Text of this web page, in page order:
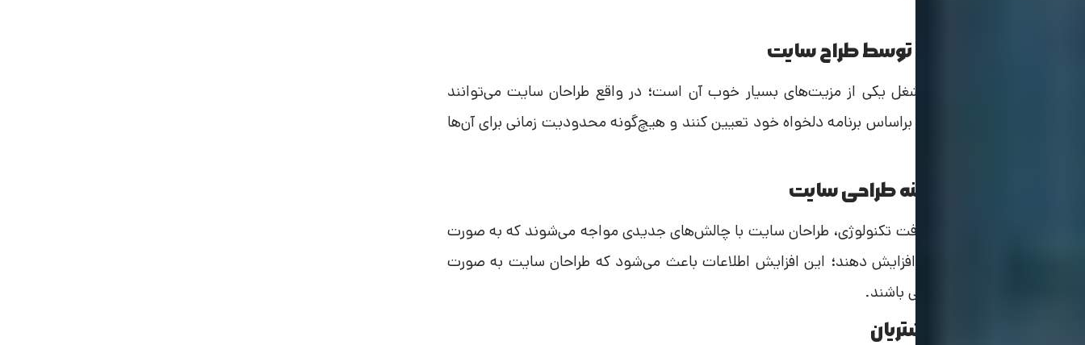
انتخاب ساعات کاری توسط طراح سایت
تعیین ساعت کاری در این شغل یکی از مزیت‌های بسیار خوب آن است؛ در واقع طراحان سایت می‌توانند
ساعت و روزهای کاری خود را براساس برنامه دلخواه خود تعیین کنند و هیچ‌گونه محدودیت زمانی برای آن‌ها
پیشرفت مداوم در زمینه طراحی سایت
کاملا بدیهی است که با پیشرفت تکنولوژی، طراحان سایت با چالش‌های جدیدی مواجه می‌شوند که به صورت
مداوم باید اطلاعات خود را افزایش دهند؛ این افزایش اطلاعات باعث می‌شود که طراحان سایت به صورت
مداوم در حال پیشرفت و ترقی باشند.
عدم نیاز به ارتباط با مشتریان